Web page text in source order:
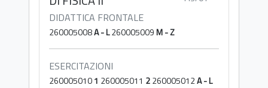
DIDATTICA FRONTALE
260005008A - L260005009M - Z
ESERCITAZIONI
2600050101 260005011 2260005012A - L